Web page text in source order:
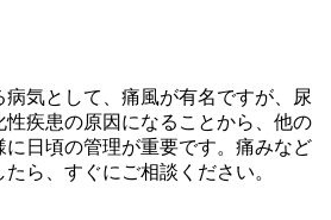
気として、痛風が有名ですが、尿
性疾患の原因になることから、他の
に日頃の管理が重要です。痛みなど
ら、すぐにご相談ください。